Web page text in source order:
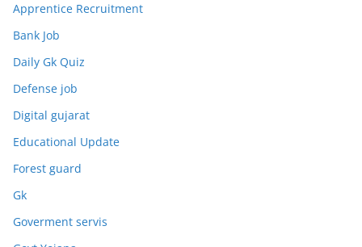
Apprentice Recruitment
Bank Job
Daily Gk Quiz
Defense job
Digital gujarat
Educational Update
Forest guard
Gk
Goverment servis